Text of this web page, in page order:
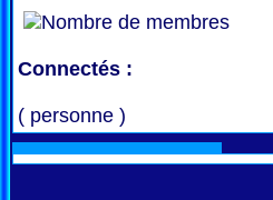
Connectés :
( personne )